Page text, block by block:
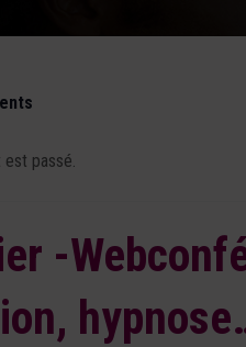
est passé.
-